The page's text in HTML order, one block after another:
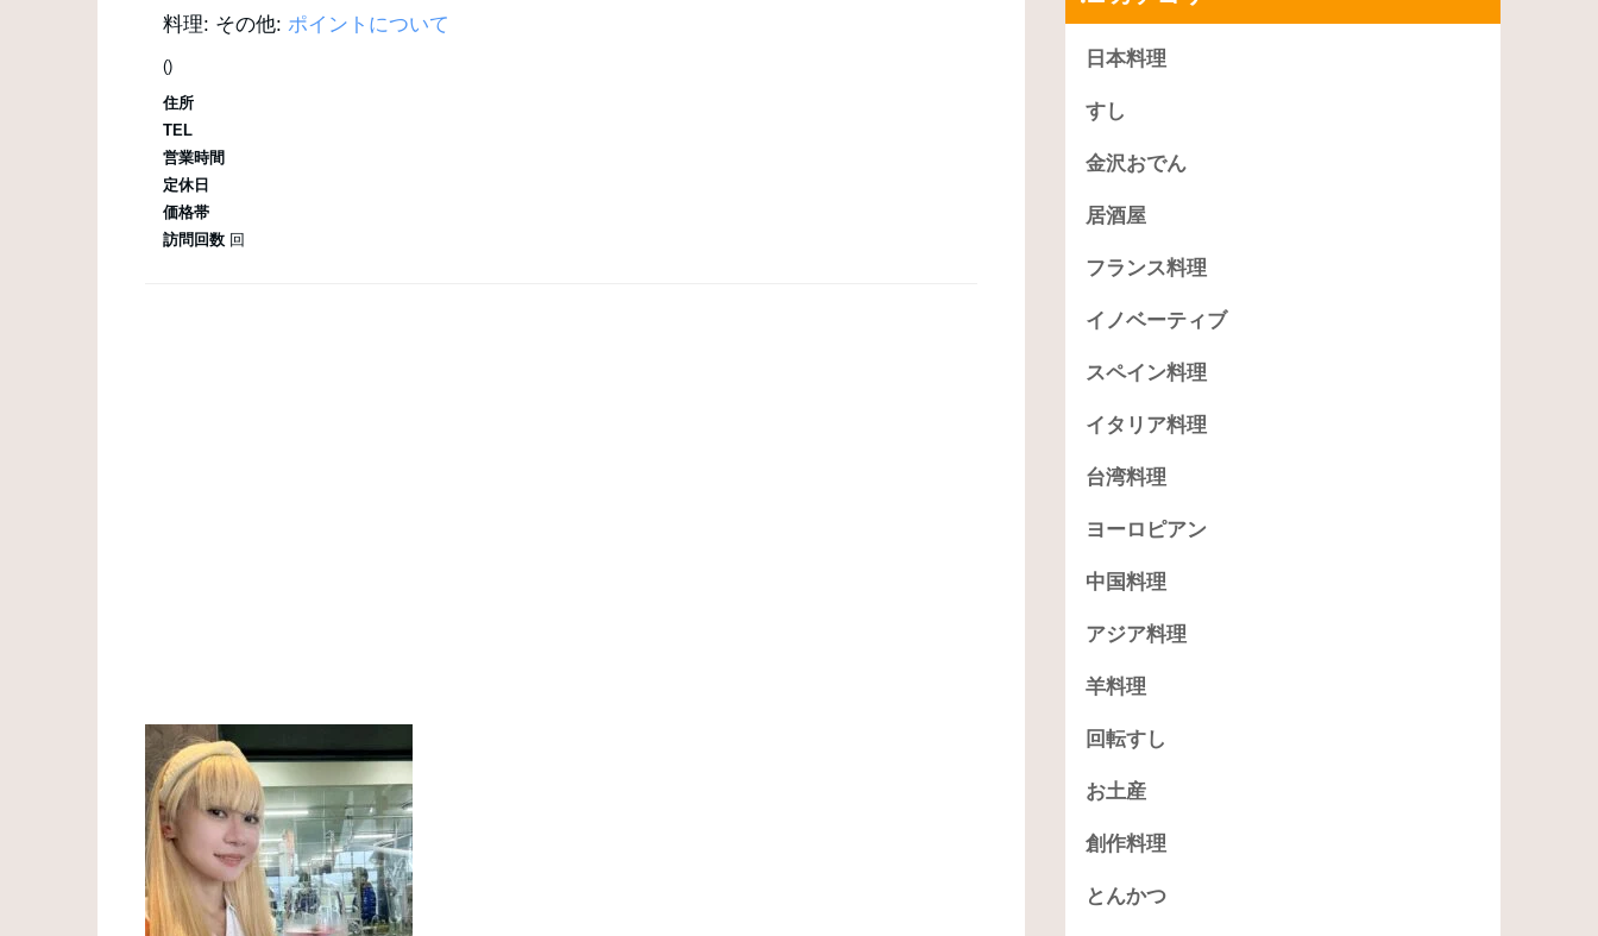
料理: その他: ポイントについて
()
住所
TEL
営業時間
定休日
価格帯
訪問回数 回
日本料理
すし
金沢おでん
居酒屋
フランス料理
イノベーティブ
スペイン料理
イタリア料理
台湾料理
ヨーロピアン
中国料理
アジア料理
羊料理
回転すし
お土産
創作料理
とんかつ